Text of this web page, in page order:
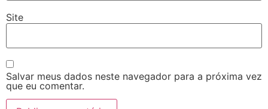
Site
Salvar meus dados neste navegador para a próxima vez
que eu comentar.